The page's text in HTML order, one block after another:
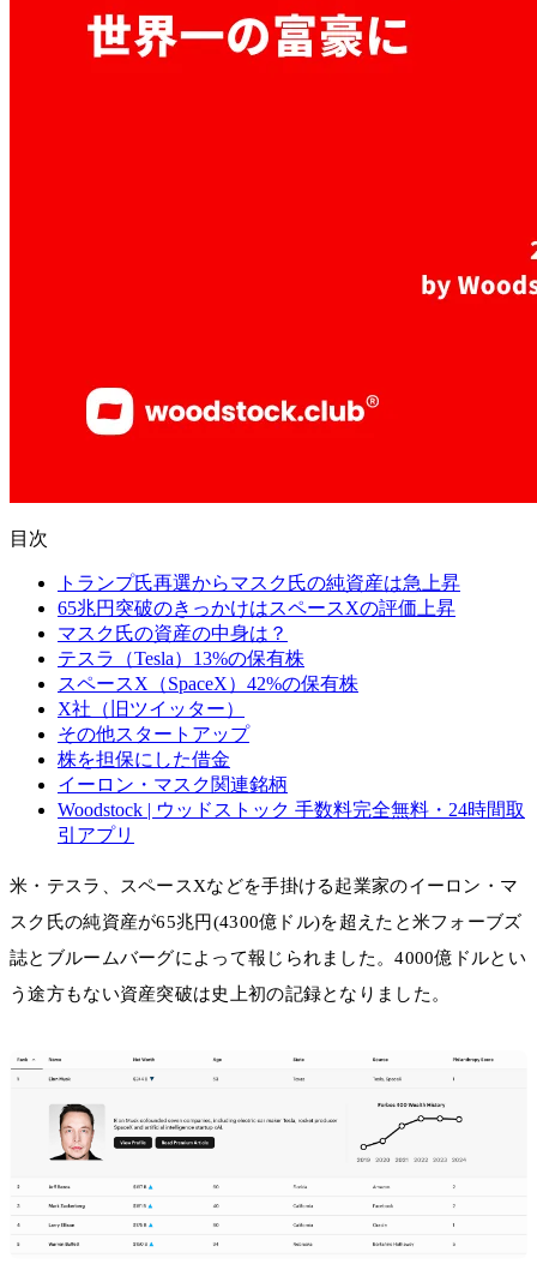
目次
トランプ氏再選からマスク氏の純資産は急上昇
65兆円突破のきっかけはスペースXの評価上昇
マスク氏の資産の中身は？
テスラ（Tesla）13%の保有株
スペースX（SpaceX）42%の保有株
X社（旧ツイッター）
その他スタートアップ
株を担保にした借金
イーロン・マスク関連銘柄
Woodstock | ウッドストック 手数料完全無料・24時間取
引アプリ
米・テスラ、スペースXなどを手掛ける起業家のイーロン・マ
スク氏の純資産が65兆円(4300億ドル)を超えたと米フォーブズ
誌とブルームバーグによって報じられました。4000億ドルとい
う途方もない資産突破は史上初の記録となりました。